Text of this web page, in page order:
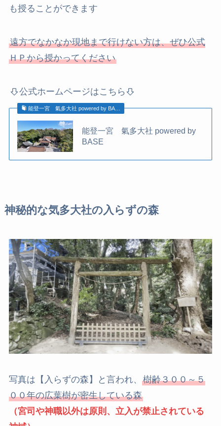
も授ることができます
遠方でなかなか現地まで行けない方は、ぜひ公式
ＨＰから授かってください
公式ホームページはこちら
能登一宮 氣多大社 powered by BA…
能登一宮 氣多大社 powered by
BASE
神秘的な気多大社の入らずの森
写真は【入らずの森】と言われ、 樹齢３００～５
００年の広葉樹が密生している森
（宮司や神職以外は原則、 立入が禁止されている